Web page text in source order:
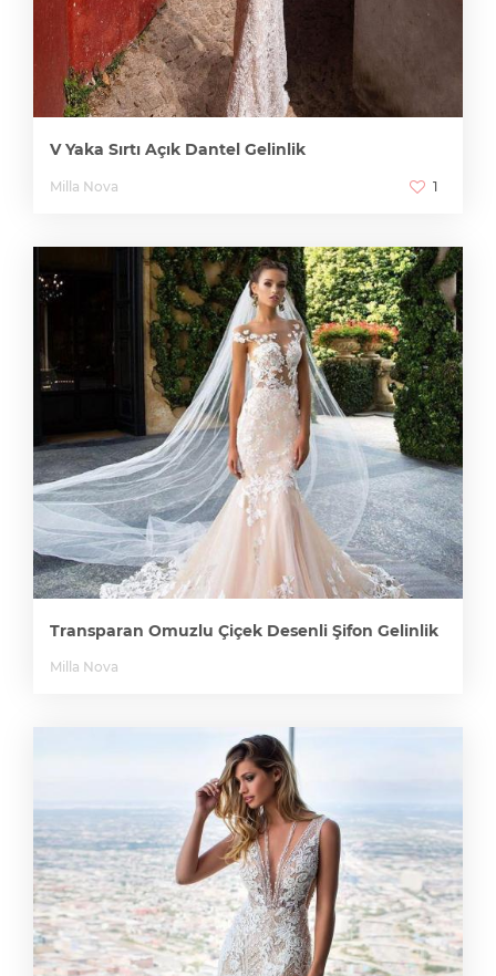
V Yaka Sırtı Açık Dantel Gelinlik
Milla Nova 1
Transparan Omuzlu Çiçek Desenli Şifon Gelinlik
Milla Nova